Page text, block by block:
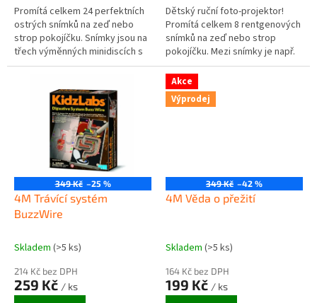
Promítá celkem 24 perfektních
ostrých snímků na zeď nebo
strop pokojíčku. Snímky jsou na
třech výměnných minidiscích s
tématem traktorů a nákladních
Dětský ruční foto-projektor!
Promítá celkem 8 rentgenových
snímků na zeď nebo strop
pokojíčku. Mezi snímky je např.
lebka, pánev, mozek, srdce a
další části lidského těla....
349 Kč –25 %
4M Trávící systém
BuzzWire
Skladem (>5 ks)
214 Kč bez DPH
259 Kč / ks
Akce
Výprodej
349 Kč –42 %
4M Věda o přežití
Skladem (>5 ks)
164 Kč bez DPH
199 Kč / ks